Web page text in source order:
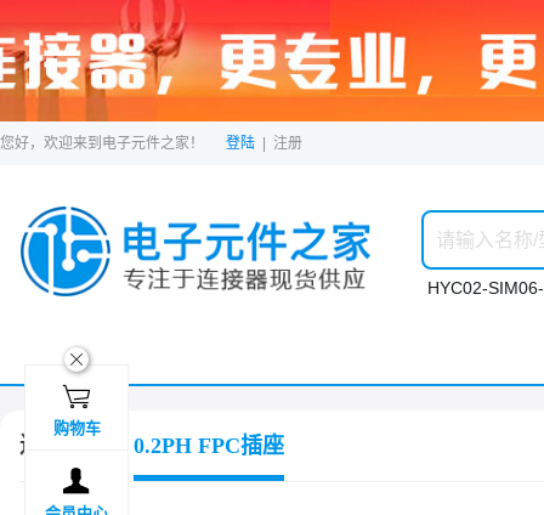
您好，欢迎来到电子元件之家！ 登陆 注册
HYC02-
连接器 0.2PH FPC插座
ဆ

购物车
